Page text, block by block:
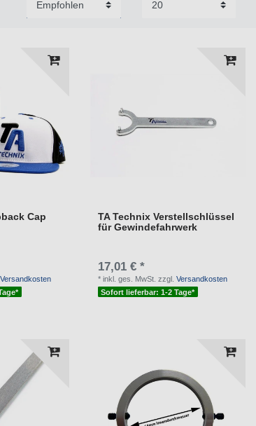
Cap
Versandkosten
TA Technix Verstellschlüssel
für Gewindefahrwerk
17,01 € *
*inkl. ges. MwSt. zzgl.Versandkosten
Sofort lieferbar: 1-2 Tage*